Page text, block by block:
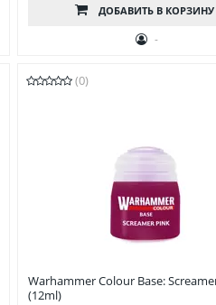
ДОБАВИТЬ В КОРЗИНУ
-
(0)
Warhammer Colour Base:
(12ml)